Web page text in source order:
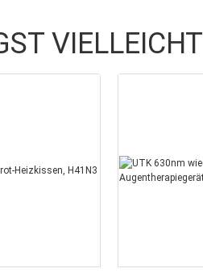
VIELLEICHT